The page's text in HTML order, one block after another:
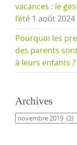
vacances : le
l’été 1 août 2024
Pourquoi les
des parents
à leurs enfants ?
Archives
Archives